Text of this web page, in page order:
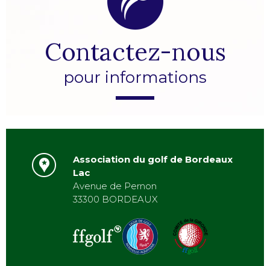
Contactez-nous
pour informations
Association du golf de Bordeaux
Lac
Avenue de Pernon
33300 BORDEAUX